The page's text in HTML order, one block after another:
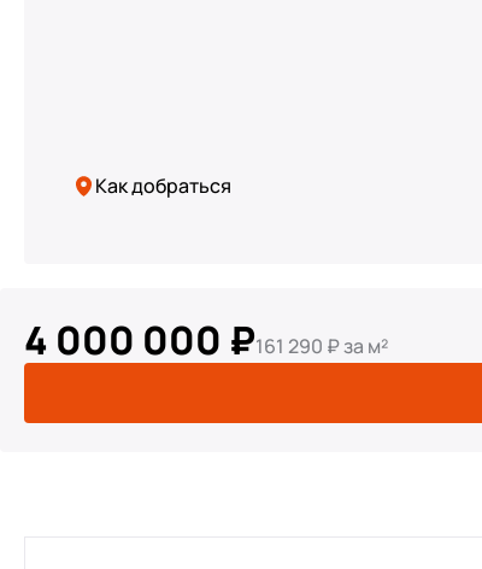
Как добраться
4 000 000 ₽161 290 ₽ за м²